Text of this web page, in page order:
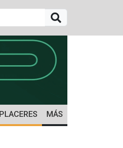
PLACERES MÁS